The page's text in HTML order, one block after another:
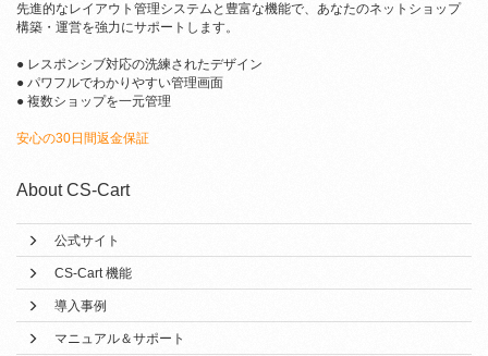
先進的なレイアウト管理システムと豊富な機能で、あなたのネットショップ
構築・運営を強力にサポートします。
● レスポンシブ対応の洗練されたデザイン
● パワフルでわかりやすい管理画面
● 複数ショップを一元管理
安心の30日間返金保証
About CS-Cart
公式サイト
CS-Cart 機能
導入事例
マニュアル＆サポート